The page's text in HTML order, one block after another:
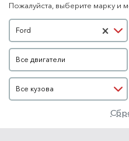
Пожалуйста, выберите марку и
Марка автомобиля
×
Ford
Двигатель
Все двигатели
Кузов
Все кузова